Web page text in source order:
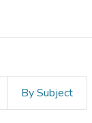
By Subject